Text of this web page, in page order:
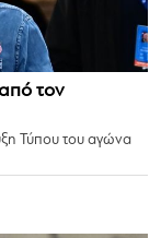
τον
Τύπου του αγώνα